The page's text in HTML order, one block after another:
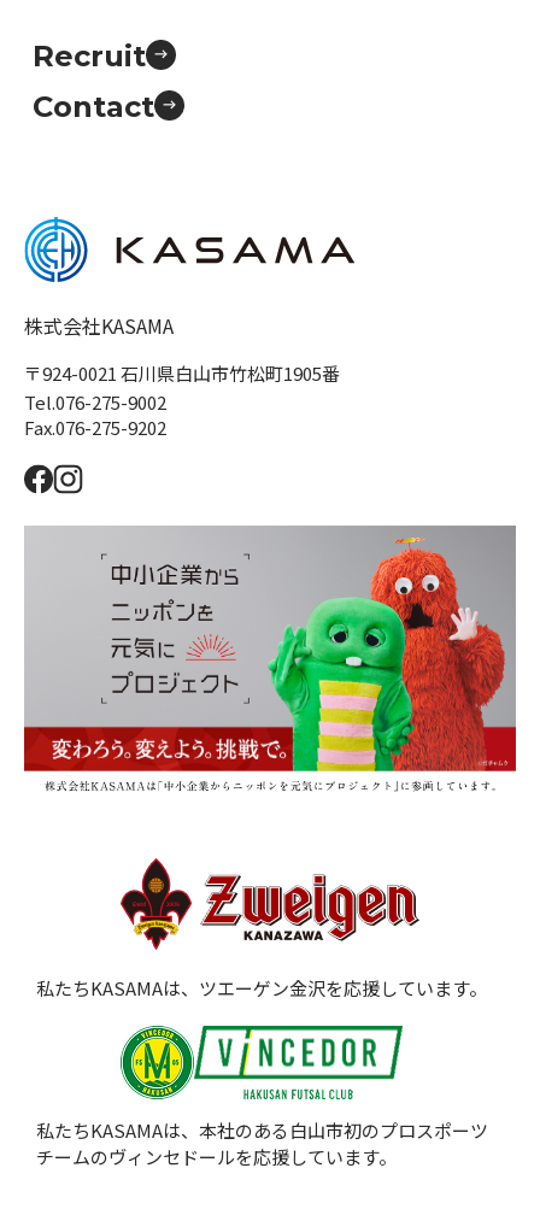
Recruit
Contact
株式会社KASAMA
〒924-0021 石川県白山市竹松町1905番
Tel.076-275-9002
Fax.076-275-9202
私たちKASAMAは、ツエーゲン金沢を応援しています。
私たちKASAMAは、本社のある白山市初のプロスポーツ
チームのヴィンセドールを応援しています。